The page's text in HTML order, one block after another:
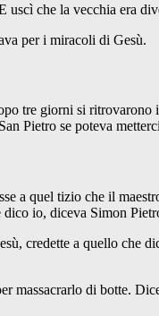
che la vecchia era
per i miracoli di Gesù.
tre giorni si
Pietro se poteva
a quel tizio che il
io, diceva Simon
credette a quello che
massacrarlo di botte.